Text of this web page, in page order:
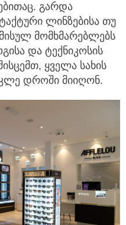
გარდა
ლინზებისა თუ
მისულ მომხმარებლებს
და ტექნიკოსის
ყველა სახის
დროში მიიღონ.